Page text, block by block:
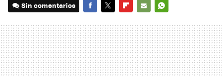
Sin comentarios
MAIL